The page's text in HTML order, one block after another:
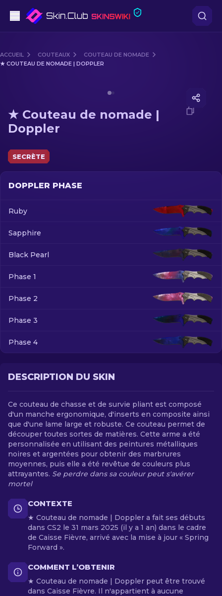
Milieu de gamme
Fusils de Précision
Gants
Caisses
ACCUEIL COUTEAUX
COUTEAU DE NOMADE
★ COUTEAU DE NOMADE | DOPPLER
★ Couteau de nomade |
Doppler
SECRÈTE
DOPPLER PHASE
Ruby
Sapphire
Black Pearl
Phase 1
Phase 2
Phase 3
Phase 4
DESCRIPTION DU SKIN
Ce couteau de chasse et de survie pliant est composé
d'un manche ergonomique, d'inserts en composite ainsi
que d'une lame large et robuste. Ce couteau permet de
découper toutes sortes de matières. Cette arme a été
personnalisée en utilisant des peintures métalliques
noires et argentées pour obtenir des marbrures
moyennes, puis elle a été revêtue de couleurs plus
attrayantes. Se perdre dans sa couleur peut s'avérer
mortel
CONTEXTE
★ Couteau de nomade | Doppler a fait ses débuts
dans CS2 le 31 mars 2025 (il y a 1 an) dans le cadre
de Caisse Fièvre, arrivé avec la mise à jour « Spring
Forward ».
COMMENT L’OBTENIR
★ Couteau de nomade | Doppler peut être trouvé
dans Caisse Fièvre. Il n'appartient à aucune